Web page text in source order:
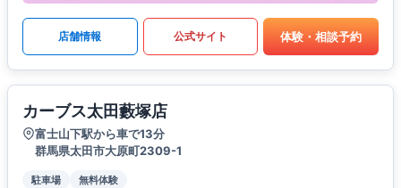
店舗情報 公式サイト 体験・相談予約
カーブス太田藪塚店
富士山下駅から車で13分
群馬県太田市大原町2309-1
駐車場 無料体験